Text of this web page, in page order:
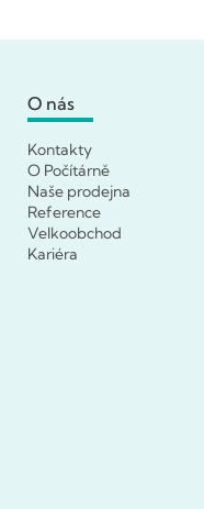
O nás
Kontakty
O Počítárně
Naše prodejna
Reference
Velkoobchod
Kariéra